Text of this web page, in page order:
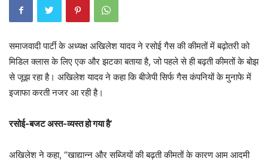
समाजवादी पार्टी के अध्यक्ष अखिलेश यादव ने रसोई गैस की कीमतों में बढ़ोतरी को
मिडिल क्लास के लिए एक और झटका बताया है, जो पहले से ही बढ़ती कीमतों के बोझ
से जूझ रहा है। अखिलेश यादव ने कहा कि बीजेपी सिर्फ गैस कंपनियों के मुनाफे में
इजाफा करती नजर आ रही है।
रसोई-बजट अस्त-व्यस्त हो गया है’
अखिलेश ने कहा, “खाद्यान्न और सब्जियों की बढ़ती कीमतों के कारण आम आदमी